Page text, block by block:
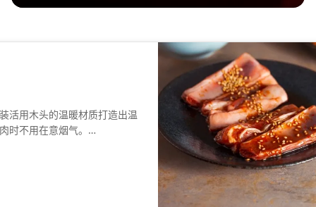
活用木头的温暖材质打造出温
时不用在意烟气。